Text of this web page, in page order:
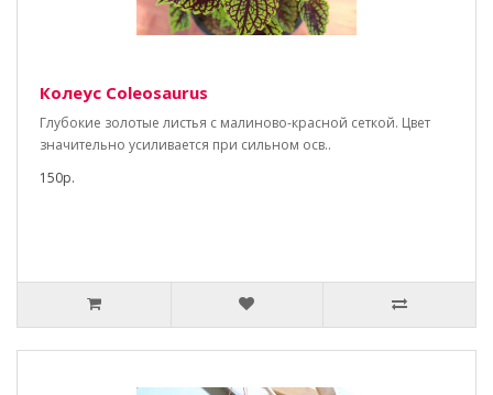
Колеус Coleosaurus
Глубокие золотые листья с малиново-красной сеткой. Цвет
значительно усиливается при сильном осв..
150р.